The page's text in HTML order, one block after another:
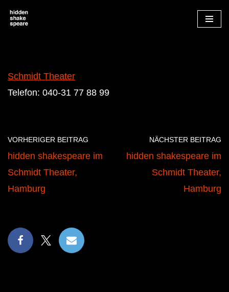
Zum
Schmidt Theater
Telefon: 040-31 77 88 99
VORHERIGER BEITRAG
hidden shakespeare im
Schmidt Theater,
Hamburg
NÄCHSTER BEITRAG
hidden shakespeare im
Schmidt Theater,
Hamburg